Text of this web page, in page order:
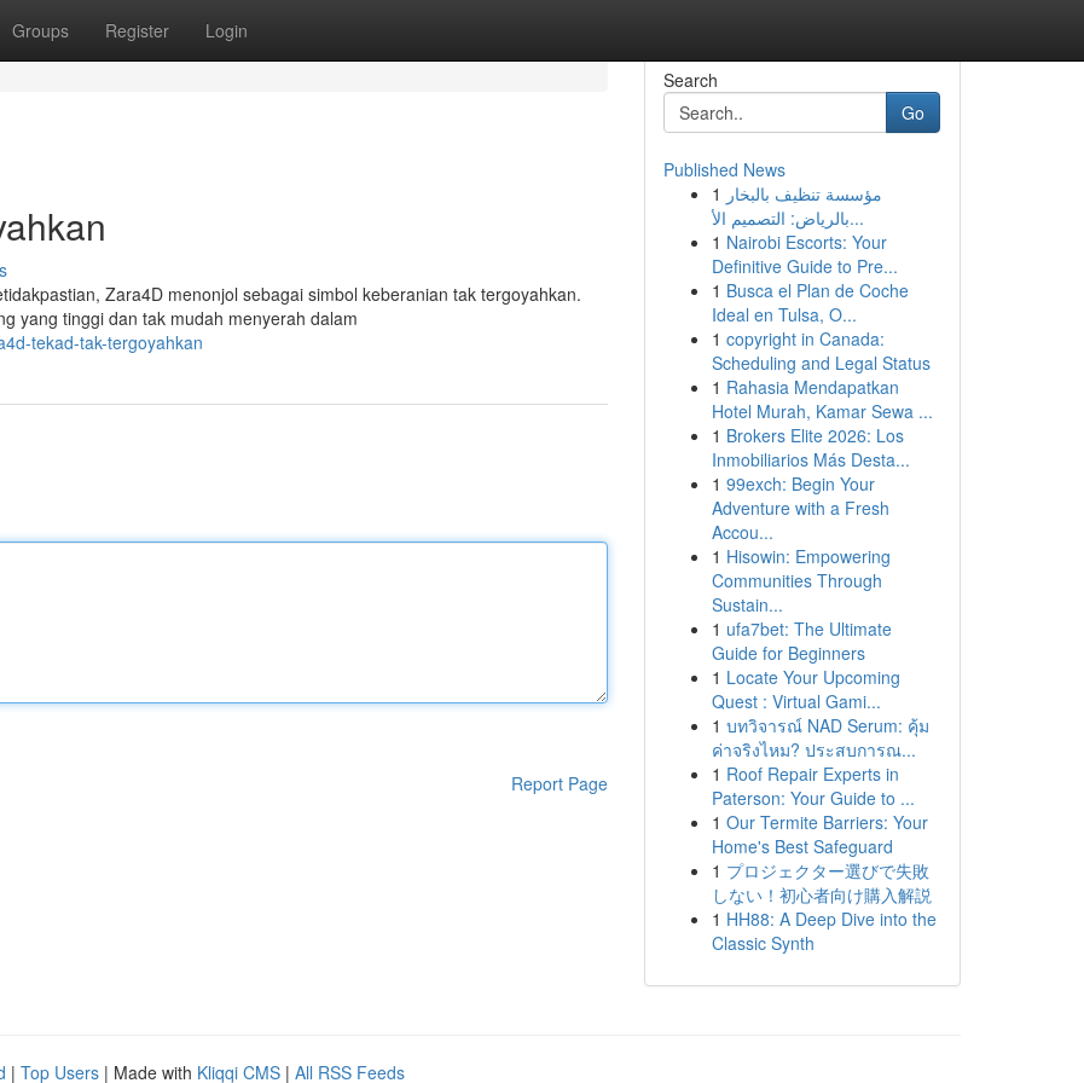
Groups Register Login
Zara4D menonjol sebagai simbol keberanian tak tergoyahkan.
yang tinggi dan tak mudah menyerah dalam
tekad-tak-tergoyahkan
Report Page
Search
Go
Published News
1 مؤسسة تنظيف بالبخار
بالرياض: التصميم الأ...
1 Nairobi Escorts: Your
Definitive Guide to Pre...
1 Busca el Plan de Coche
Ideal en Tulsa, O...
1 copyright in Canada:
Scheduling and Legal Status
1 Rahasia Mendapatkan
Hotel Murah, Kamar Sewa ...
1 Brokers Elite 2026: Los
Inmobiliarios Más Desta...
1 99exch: Begin Your
Adventure with a Fresh
Accou...
1 Hisowin: Empowering
Communities Through
Sustain...
1 ufa7bet: The Ultimate
Guide for Beginners
1 Locate Your Upcoming
Quest : Virtual Gami...
1 บทวิจารณ์ NAD Serum: คุ้ม
ค่าจริงไหม? ประสบการณ...
1 Roof Repair Experts in
Paterson: Your Guide to ...
1 Our Termite Barriers: Your
Home's Best Safeguard
1 プロジェクター選びで失敗
しない！初心者向け購入解説
1 HH88: A Deep Dive into the
Classic Synth
| Top Users | Made with Kliqqi CMS | All RSS Feeds